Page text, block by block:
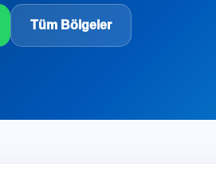
Tüm Bölgeler